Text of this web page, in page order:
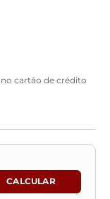
no cartão de crédito